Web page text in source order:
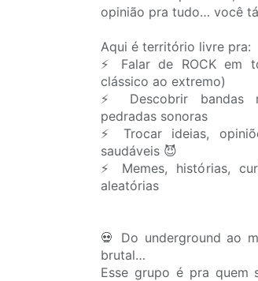
opinião pra tudo… você
Aqui é território livre pra:
⚡ Falar de ROCK em
clássico ao extremo)
⚡ Descobrir bandas
pedradas sonoras
⚡ Trocar ideias,
saudáveis 😈
⚡ Memes, histórias,
aleatórias
💀 Do underground ao
brutal…
Esse grupo é pra quem